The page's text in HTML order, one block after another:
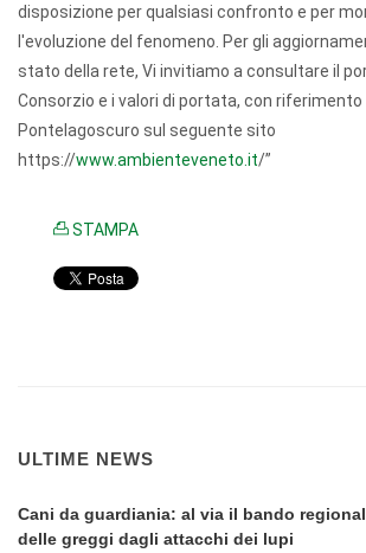
disposizione per qualsiasi confronto e per
l'evoluzione del fenomeno. Per gli
stato della rete, Vi invitiamo a consultare il
Consorzio e i valori di portata, con riferimento
Pontelagoscuro sul seguente sito
https://www.ambienteveneto.it/”
STAMPA
ULTIME NEWS
Cani da guardiania: al via il bando
delle greggi dagli attacchi dei lupi